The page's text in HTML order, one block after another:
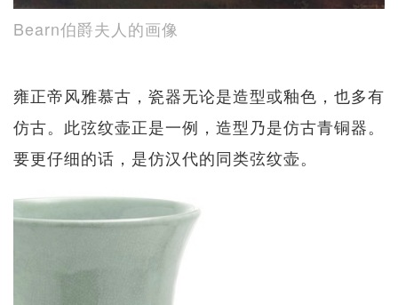
Bearn伯爵夫人的画像
雍正帝风雅慕古，瓷器无论是造型或釉色，也多有
仿古。此弦纹壶正是一例，造型乃是仿古青铜器。
要更仔细的话，是仿汉代的同类弦纹壶。